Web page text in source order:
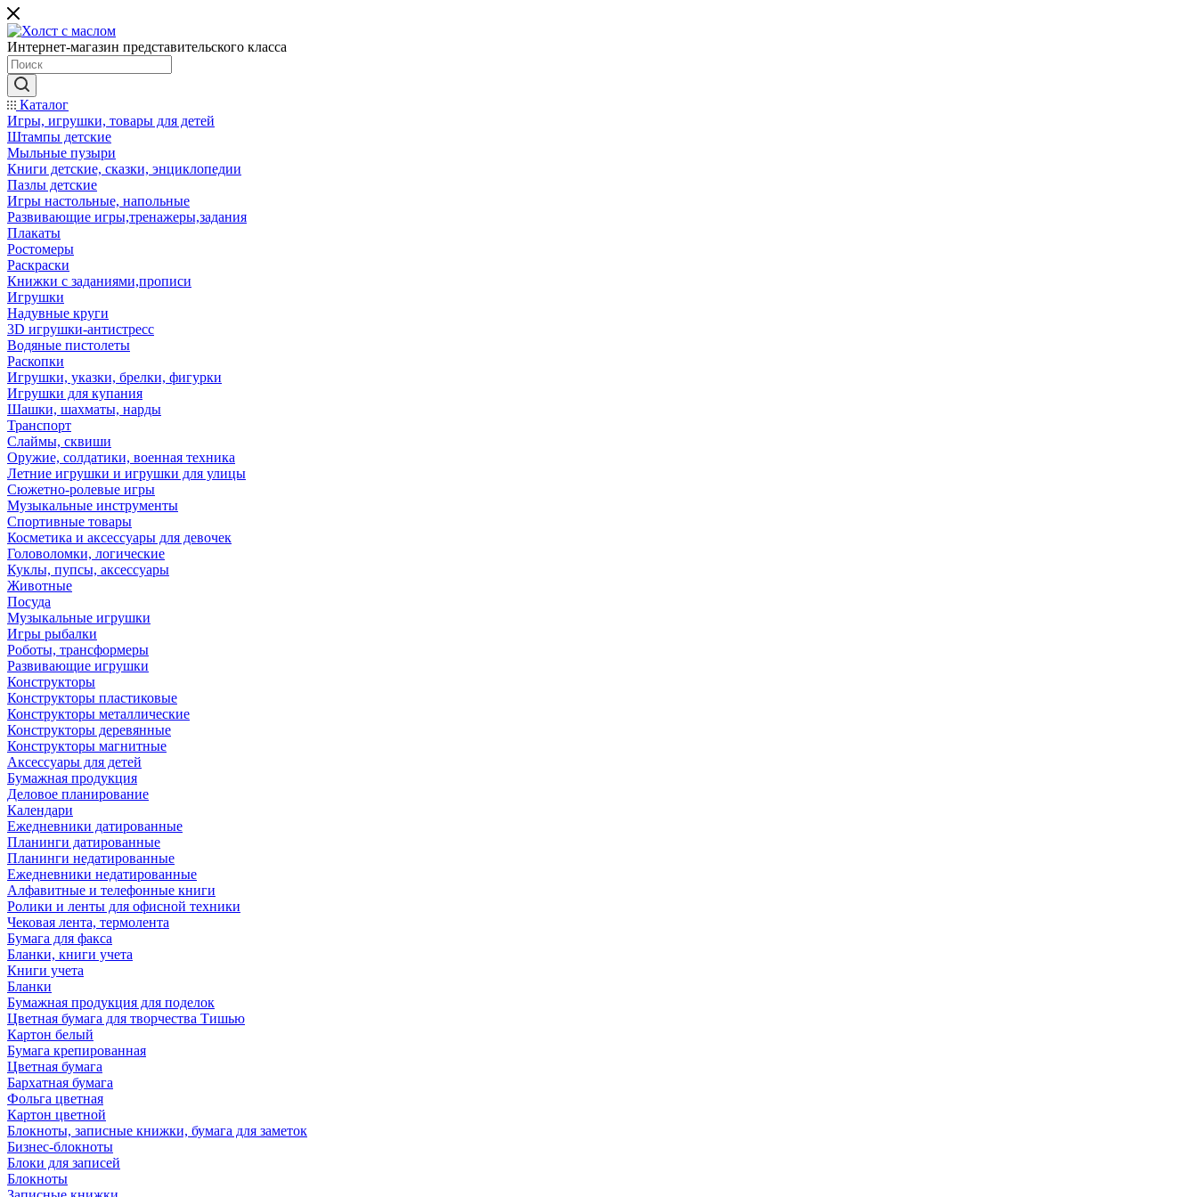
Интернет-магазин представительского класса
Каталог
Игры, игрушки, товары для детей
Штампы детские
Мыльные пузыри
Книги детские, сказки, энциклопедии
Пазлы детские
Игры настольные, напольные
Развивающие игры,тренажеры,задания
Плакаты
Ростомеры
Раскраски
Книжки с заданиями,прописи
Игрушки
Надувные круги
3D игрушки-антистресс
Водяные пистолеты
Раскопки
Игрушки, указки, брелки, фигурки
Игрушки для купания
Шашки, шахматы, нарды
Транспорт
Слаймы, сквиши
Оружие, солдатики, военная техника
Летние игрушки и игрушки для улицы
Сюжетно-ролевые игры
Музыкальные инструменты
Спортивные товары
Косметика и аксессуары для девочек
Головоломки, логические
Куклы, пупсы, аксессуары
Животные
Посуда
Музыкальные игрушки
Игры рыбалки
Роботы, трансформеры
Развивающие игрушки
Конструкторы
Конструкторы пластиковые
Конструкторы металлические
Конструкторы деревянные
Конструкторы магнитные
Аксессуары для детей
Бумажная продукция
Деловое планирование
Календари
Ежедневники датированные
Планинги датированные
Планинги недатированные
Ежедневники недатированные
Алфавитные и телефонные книги
Ролики и ленты для офисной техники
Чековая лента, термолента
Бумага для факса
Бланки, книги учета
Книги учета
Бланки
Бумажная продукция для поделок
Цветная бумага для творчества Тишью
Картон белый
Бумага крепированная
Цветная бумага
Бархатная бумага
Фольга цветная
Картон цветной
Блокноты, записные книжки, бумага для заметок
Бизнес-блокноты
Блоки для записей
Блокноты